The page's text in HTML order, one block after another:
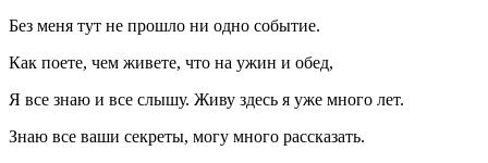
Без меня тут не прошло ни одно событие.
Как поете, чем живете, что на ужин и обед,
Я все знаю и все слышу. Живу здесь я уже много лет.
Знаю все ваши секреты, могу много рассказать.